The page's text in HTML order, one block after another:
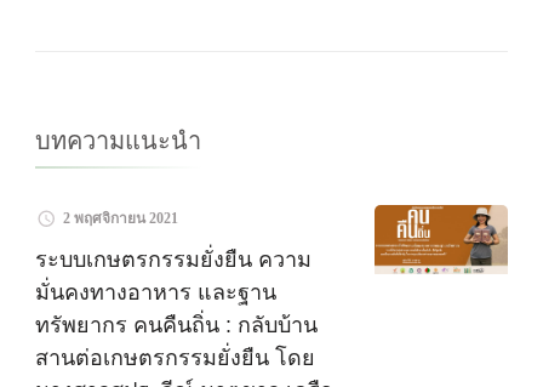
บทความแนะนำ
2 พฤศจิกายน 2021
ระบบเกษตรกรรมยั่งยืน ความ
มั่นคงทางอาหาร และฐาน
ทรัพยากร คนคืนถิ่น : กลับบ้าน
สานต่อเกษตรกรรมยั่งยืน โดย